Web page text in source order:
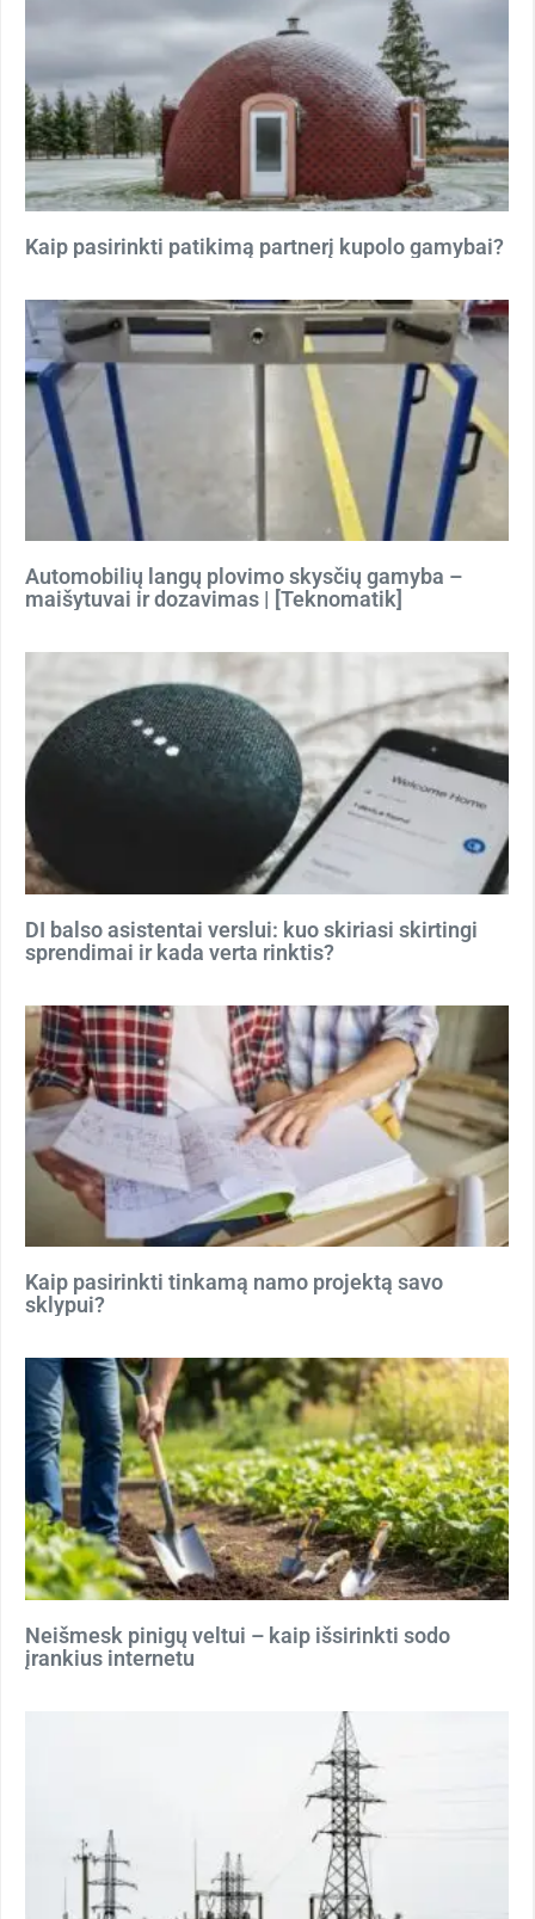
Kaip pasirinkti patikimą partnerį kupolo gamybai?
Automobilių langų plovimo skysčių gamyba –
maišytuvai ir dozavimas | [Teknomatik]
DI balso asistentai verslui: kuo skiriasi skirtingi
sprendimai ir kada verta rinktis?
Kaip pasirinkti tinkamą namo projektą savo
sklypui?
Neišmesk pinigų veltui – kaip išsirinkti sodo
įrankius internetu